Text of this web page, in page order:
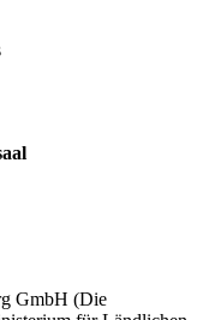
GmbH (Die